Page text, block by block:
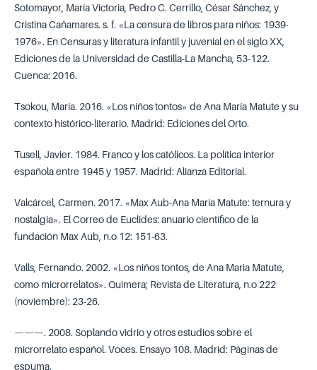
Sotomayor, María Victoria, Pedro C. Cerrillo, César Sánchez, y
Cristina Cañamares. s. f. «La censura de libros para niños: 1939-
1976». En Censuras y literatura infantil y juvenial en el siglo XX,
Ediciones de la Universidad de Castilla-La Mancha, 53-122.
Cuenca: 2016.
Tsokou, María. 2016. «Los niños tontos» de Ana María Matute y su
contexto histórico-literario. Madrid: Ediciones del Orto.
Tusell, Javier. 1984. Franco y los católicos. La política interior
española entre 1945 y 1957. Madrid: Alianza Editorial.
Valcárcel, Carmen. 2017. «Max Aub-Ana María Matute: ternura y
nostalgia». El Correo de Euclides: anuario científico de la
fundación Max Aub, n.o 12: 151-63.
Valls, Fernando. 2002. «Los niños tontos, de Ana Maria Matute,
como microrrelatos». Quimera; Revista de Literatura, n.o 222
(noviembre): 23-26.
———. 2008. Soplando vidrio y otros estudios sobre el
microrrelato español. Voces. Ensayo 108. Madrid: Páginas de
espuma.